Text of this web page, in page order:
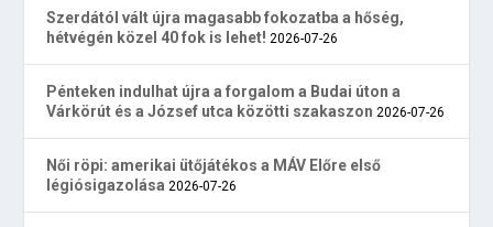
Szerdától vált újra magasabb fokozatba a hőség,
hétvégén közel 40 fok is lehet! 2026-07-26
Pénteken indulhat újra a forgalom a Budai úton a
Várkörút és a József utca közötti szakaszon 2026-07-26
Női röpi: amerikai ütőjátékos a MÁV Előre első
légiósigazolása 2026-07-26